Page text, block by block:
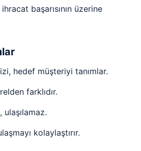
başarısının üzerine
hedef müşteriyi tanımlar.
farklıdır.
ulaşılamaz.
kolaylaştırır.